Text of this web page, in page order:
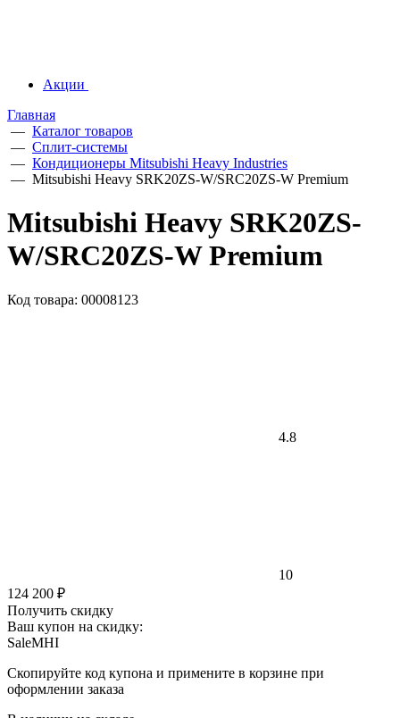
Акции
Главная
— Каталог товаров
— Сплит-системы
— Кондиционеры Mitsubishi Heavy Industries
— Mitsubishi Heavy SRK20ZS-W/SRC20ZS-W Premium
Mitsubishi Heavy SRK20ZS-
W/SRC20ZS-W Premium
Код товара: 00008123
4.8
10
124 200 ₽
Получить скидку
Ваш купон на скидку:
SaleMHI
Скопируйте код купона и примените в корзине при
оформлении заказа